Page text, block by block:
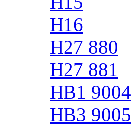
H16
H27 880
H27 881
HB1 9004
HB3 9005